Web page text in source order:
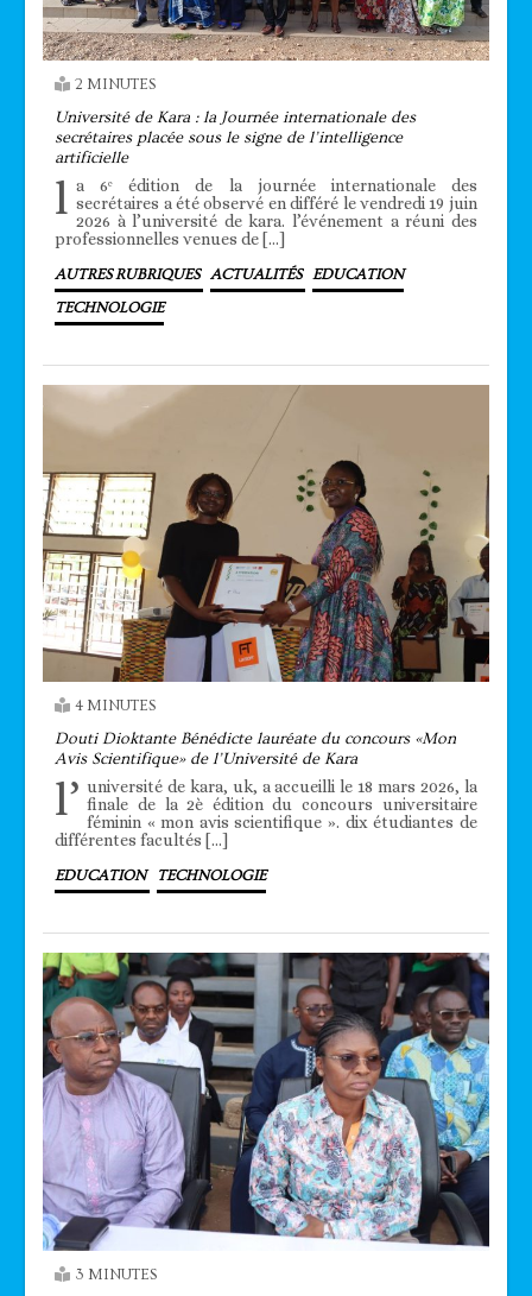
2 MINUTES
Université de Kara : la Journée internationale des
secrétaires placée sous le signe de l’intelligence
artificielle
l a 6ᵉ édition de la journée internationale des
secrétaires a été observé en différé le vendredi 19 juin
2026 à l’université de kara. l’événement a réuni des
professionnelles venues de […]
AUTRES RUBRIQUES ACTUALITÉS EDUCATION
TECHNOLOGIE
4 MINUTES
Douti Dioktante Bénédicte lauréate du concours «Mon
Avis Scientifique» de l’Université de Kara
l’ université de kara, uk, a accueilli le 18 mars 2026, la
finale de la 2è édition du concours universitaire
féminin « mon avis scientifique ». dix étudiantes de
différentes facultés […]
EDUCATION TECHNOLOGIE
3 MINUTES